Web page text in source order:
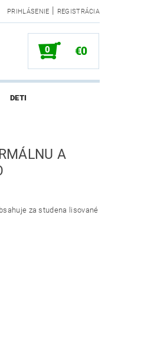
PRIHLÁSENIE | REGISTRÁCIA
0 €0
DETI
A
za studena lisované